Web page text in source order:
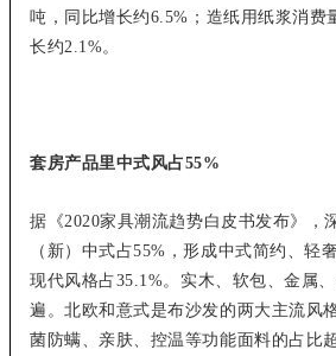
吨，同比增长约6.5%；造纸用纸浆消费
长约2.1%。
套房产品里中式风占55%
据《2020家具潮流趋势白皮书发布》，
（新）中式占55%，形成中式简约、轻
现代风格占35.1%。实木、软包、金属
遍。北欧和意式是布沙发的两大主流风
菌防螨、亲肤、控温等功能面料的占比